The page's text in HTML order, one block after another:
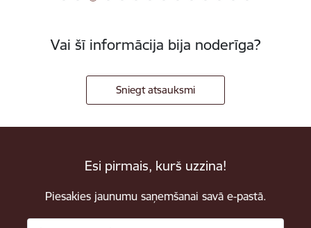
Vai šī informācija bija noderīga?
Sniegt atsauksmi
Esi pirmais, kurš uzzina!
Piesakies jaunumu saņemšanai savā e-pastā.